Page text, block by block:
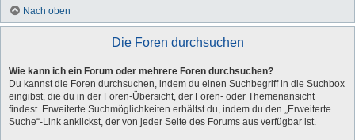
Nach oben
Die Foren durchsuchen
Wie kann ich ein Forum oder mehrere Foren durchsuchen?
Du kannst die Foren durchsuchen, indem du einen Suchbegriff in die Suchbox
eingibst, die du in der Foren-Übersicht, der Foren- oder Themenansicht
findest. Erweiterte Suchmöglichkeiten erhältst du, indem du den „Erweiterte
Suche“-Link anklickst, der von jeder Seite des Forums aus verfügbar ist.